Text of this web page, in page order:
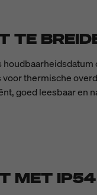
TE
thermische
goed leesbaar en
MET